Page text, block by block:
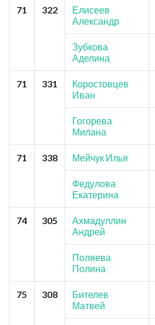
71 322
Елисеев
Александр
Зубкова
Аделина
71 331
Коростовцев
Иван
Гогорева
Милана
71 338 Мейчук Илья
Федулова
Екатерина
74 305
Ахмадуллин
Андрей
Поляева
Полина
75 308
Бителев
Матвей